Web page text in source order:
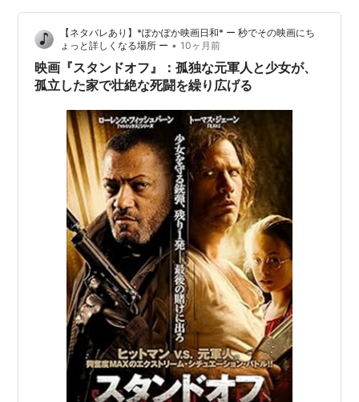
（フランス代表）が挙がる。
日本の名スタンドオフ
松尾雄治 （元新日鉄釜石）
【ネタバレあり】*ぽかぽか映画日和* ー 秒でその映画にち
ょっと詳しくなる場所 ー • 10ヶ月前
映画『スタンドオフ』：孤独な元軍人と少女が、
孤立した家で壮絶な死闘を繰り広げる